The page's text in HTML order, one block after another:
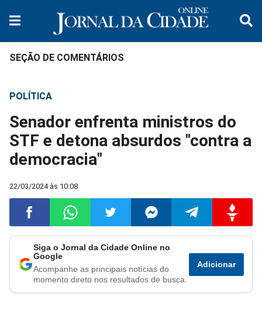
SEÇÃO DE COMENTÁRIOS
POLÍTICA
Senador enfrenta ministros do
STF e detona absurdos "contra a
democracia"
22/03/2024 às 10:08
Compartilhar
no
Compartilhar
no
Compartilhar
no
Compartilhar
no
Compartilhar
no
no
Siga o Jornal da Cidade Online no
Google
Acompanhe as principais notícias do
momento direto nos resultados de busca.
Adicionar